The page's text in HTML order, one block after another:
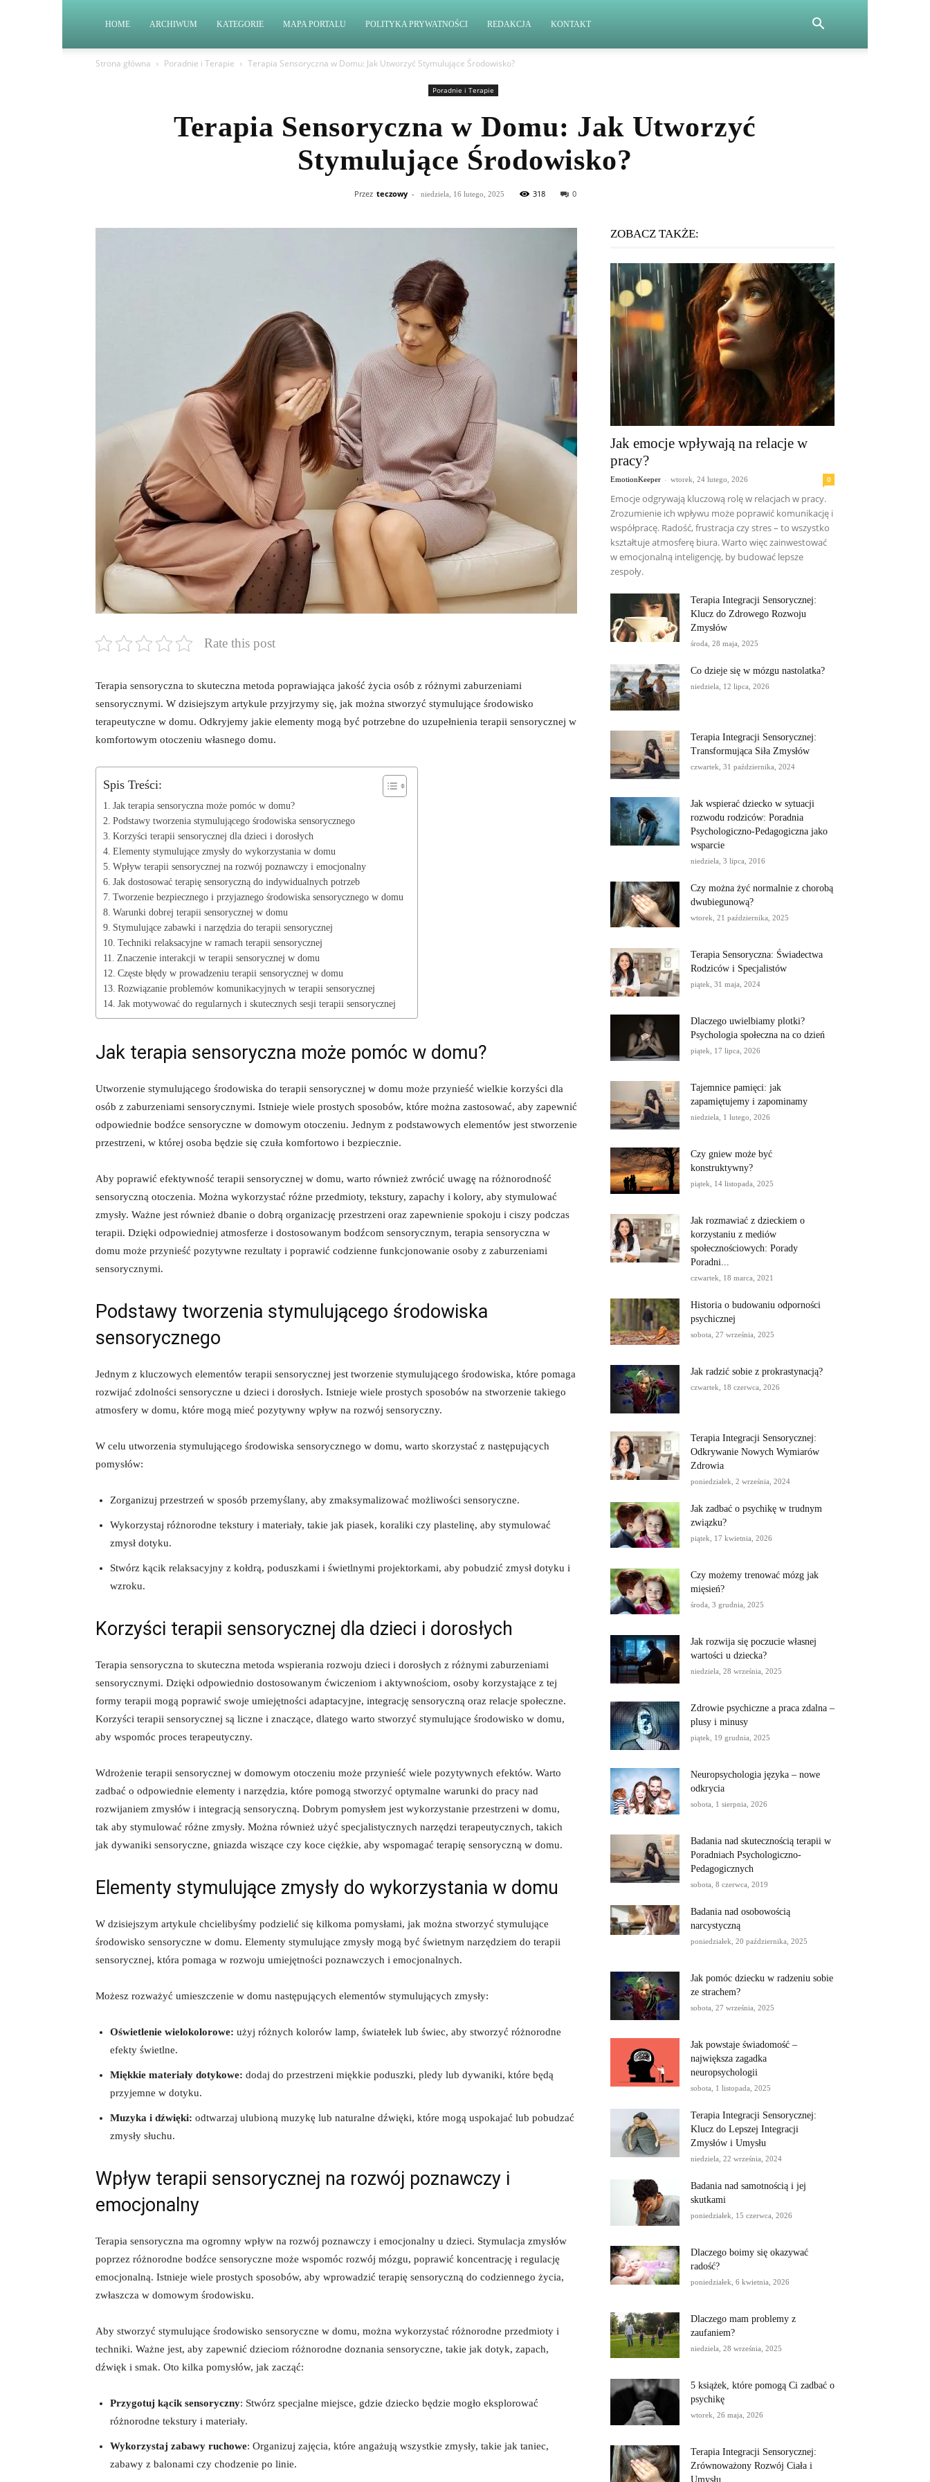
HOME ARCHIWUM KATEGORIE MAPA PORTALU POLITYKA PRYWATNOŚCI REDAKCJA KONTAKT
Strona główna Poradnie i Terapie Terapia Sensoryczna w Domu: Jak Utworzyć Stymulujące Środowisko?
Poradnie i Terapie
Terapia Sensoryczna w Domu: Jak Utworzyć
Stymulujące Środowisko?
Przez teczowy - niedziela, 16 lutego, 2025 318 0
Rate this post
Terapia ‌sensoryczna to ‍skuteczna metoda poprawiająca jakość życia osób z różnymi zaburzeniami⁢
sensorycznymi. W​ dzisiejszym ⁣artykule przyjrzymy‌ się, jak można stworzyć stymulujące środowisko
terapeutyczne w domu. Odkryjemy ⁣jakie elementy⁤ mogą‍ być potrzebne do ‌uzupełnienia⁣ terapii sensorycznej ⁣w
komfortowym otoczeniu własnego​ domu.
Spis Treści:
Jak ⁣terapia sensoryczna może pomóc ​w domu?
Podstawy tworzenia stymulującego środowiska sensorycznego
Korzyści terapii sensorycznej dla dzieci⁢ i dorosłych
Elementy stymulujące zmysły do⁣ wykorzystania w domu
Wpływ terapii ‌sensorycznej na rozwój poznawczy i emocjonalny
Jak dostosować⁣ terapię sensoryczną do indywidualnych potrzeb
Tworzenie bezpiecznego i⁣ przyjaznego środowiska​ sensorycznego w domu
Warunki dobrej‌ terapii sensorycznej w domu
Stymulujące zabawki i narzędzia do terapii​ sensorycznej
Techniki relaksacyjne w ramach terapii ​sensorycznej
Znaczenie interakcji w terapii ⁤sensorycznej ⁤w‌ domu
Częste błędy w prowadzeniu terapii sensorycznej w ​domu
Rozwiązanie problemów komunikacyjnych w terapii sensorycznej
Jak motywować do regularnych i⁣ skutecznych sesji terapii sensorycznej
Jak ⁣terapia sensoryczna może pomóc ​w domu?
Utworzenie stymulującego​ środowiska do terapii ⁢sensorycznej ‍w domu może przynieść wielkie korzyści ‍dla
osób z zaburzeniami⁣ sensorycznymi. Istnieje wiele⁤ prostych sposobów, które można zastosować, aby zapewnić
odpowiednie bodźce⁣ sensoryczne⁤ w ⁢domowym otoczeniu. ⁣Jednym z‌ podstawowych elementów jest stworzenie
przestrzeni, w której osoba będzie się czuła‌ komfortowo i bezpiecznie.
Aby⁤ poprawić efektywność⁣ terapii sensorycznej w domu, warto również zwrócić uwagę na różnorodność
sensoryczną otoczenia. Można wykorzystać różne przedmioty,⁢ tekstury, zapachy i kolory, aby stymulować
zmysły. Ważne jest również dbanie o dobrą organizację przestrzeni ‍oraz zapewnienie spokoju ​i ciszy podczas ​
terapii. Dzięki odpowiedniej⁢ atmosferze i ⁢dostosowanym bodźcom sensorycznym,‌ terapia sensoryczna w
domu może ‌przynieść pozytywne rezultaty i poprawić codzienne funkcjonowanie osoby z zaburzeniami
sensorycznymi.
Podstawy tworzenia stymulującego środowiska
sensorycznego
Jednym z kluczowych elementów terapii sensorycznej jest tworzenie stymulującego środowiska, które pomaga
rozwijać zdolności sensoryczne‌ u dzieci i dorosłych. Istnieje wiele ‌prostych sposobów na stworzenie takiego
⁤atmosfery w domu, które mogą mieć pozytywny wpływ na rozwój sensoryczny.
W celu ‌utworzenia stymulującego środowiska sensorycznego w ⁤domu, warto skorzystać z następujących
⁢pomysłów:
Zorganizuj przestrzeń w sposób przemyślany, aby zmaksymalizować ‌możliwości sensoryczne.
Wykorzystaj różnorodne tekstury i materiały, takie jak⁤ piasek, koraliki czy plastelinę, aby stymulować
zmysł⁢ dotyku.
Stwórz kącik ​relaksacyjny‍ z kołdrą, poduszkami ‍i​ świetlnymi projektorkami, aby pobudzić⁣ zmysł dotyku i
wzroku.
Korzyści terapii sensorycznej dla dzieci⁢ i dorosłych
Terapia sensoryczna to skuteczna metoda wspierania‍ rozwoju dzieci​ i dorosłych ⁣z‌ różnymi‌ zaburzeniami
sensorycznymi. Dzięki odpowiednio dostosowanym ćwiczeniom i aktywnościom, osoby ⁢korzystające ‌z tej‌
formy terapii mogą poprawić swoje ⁢umiejętności adaptacyjne, integrację‌ sensoryczną oraz relacje społeczne.
Korzyści terapii sensorycznej są liczne i⁢ znaczące, dlatego‌ warto stworzyć stymulujące środowisko w domu,⁤
aby wspomóc proces terapeutyczny.
Wdrożenie terapii sensorycznej w domowym otoczeniu może przynieść wiele pozytywnych efektów. Warto
zadbać o⁤ odpowiednie elementy i narzędzia, które pomogą stworzyć optymalne ⁢warunki do pracy nad
‍rozwijaniem zmysłów i ​integracją sensoryczną. Dobrym pomysłem jest wykorzystanie przestrzeni w domu,
tak aby stymulować różne zmysły. Można również ⁣użyć specjalistycznych narzędzi terapeutycznych, ⁣takich
jak dywaniki sensoryczne, gniazda wiszące czy koce ciężkie,‌ aby⁢ wspomagać⁤ terapię sensoryczną w ​domu.
Elementy stymulujące zmysły do⁣ wykorzystania w domu
W​ dzisiejszym artykule chcielibyśmy ⁤podzielić się⁣ kilkoma pomysłami, jak można stworzyć stymulujące
środowisko sensoryczne⁤ w domu. Elementy stymulujące​ zmysły mogą być świetnym ⁣narzędziem do terapii
sensorycznej, która pomaga w⁤ rozwoju umiejętności poznawczych i ⁢emocjonalnych.
Możesz rozważyć ​umieszczenie w domu ⁣następujących ⁣elementów stymulujących zmysły:
Oświetlenie wielokolorowe: użyj różnych ‍kolorów lamp, światełek lub świec, aby stworzyć różnorodne
efekty ⁤świetlne.
Miękkie materiały dotykowe: dodaj do ‍przestrzeni miękkie‌ poduszki, pledy lub dywaniki, które będą
przyjemne w dotyku.
Muzyka i dźwięki: ⁤odtwarzaj‍ ulubioną muzykę lub naturalne dźwięki, które mogą ‍uspokajać lub pobudzać
zmysły słuchu.
Wpływ terapii ‌sensorycznej na rozwój poznawczy i
emocjonalny
Terapia sensoryczna‍ ma ogromny wpływ na rozwój poznawczy i emocjonalny u dzieci. Stymulacja zmysłów
poprzez różnorodne bodźce sensoryczne może⁤ wspomóc rozwój ⁤mózgu, poprawić koncentrację ⁣i ‌regulację
emocjonalną. Istnieje wiele prostych ‍sposobów, aby wprowadzić terapię sensoryczną do codziennego życia,
zwłaszcza w domowym środowisku.
Aby stworzyć stymulujące środowisko ⁣sensoryczne w domu, można wykorzystać różnorodne przedmioty i
techniki. Ważne jest, aby‌ zapewnić dzieciom różnorodne ⁣doznania sensoryczne, takie jak dotyk, zapach,⁤
dźwięk i smak. Oto kilka pomysłów, jak zacząć:
Przygotuj kącik sensoryczny: Stwórz specjalne miejsce, gdzie dziecko będzie mogło eksplorować
różnorodne tekstury i materiały.
Wykorzystaj zabawy ‌ruchowe: Organizuj zajęcia, które angażują wszystkie zmysły, takie jak taniec,
zabawy z balonami czy chodzenie po linie.
ZOBACZ TAKŻE:
Jak emocje wpływają na relacje w
pracy?
EmotionKeeper - wtorek, 24 lutego, 2026 0
Emocje odgrywają kluczową rolę w relacjach w pracy.
Zrozumienie ich wpływu może poprawić komunikację i
współpracę. Radość, frustracja czy stres – to wszystko
kształtuje atmosferę biura. Warto więc zainwestować
w emocjonalną inteligencję, by budować lepsze
zespoły.
Terapia Integracji Sensorycznej:
Klucz do Zdrowego Rozwoju
Zmysłów
środa, 28 maja, 2025
Co dzieje się w mózgu nastolatka?
niedziela, 12 lipca, 2026
Terapia Integracji Sensorycznej:
Transformująca Siła Zmysłów
czwartek, 31 października, 2024
Jak wspierać dziecko w sytuacji
rozwodu rodziców: Poradnia
Psychologiczno-Pedagogiczna jako
wsparcie
niedziela, 3 lipca, 2016
Czy można żyć normalnie z chorobą
dwubiegunową?
wtorek, 21 października, 2025
Terapia Sensoryczna: Świadectwa
Rodziców i Specjalistów
piątek, 31 maja, 2024
Dlaczego uwielbiamy plotki?
Psychologia społeczna na co dzień
piątek, 17 lipca, 2026
Tajemnice pamięci: jak
zapamiętujemy i zapominamy
niedziela, 1 lutego, 2026
Czy gniew może być
konstruktywny?
piątek, 14 listopada, 2025
Jak rozmawiać z dzieckiem o
korzystaniu z mediów
społecznościowych: Porady
Poradni...
czwartek, 18 marca, 2021
Historia o budowaniu odporności
psychicznej
sobota, 27 września, 2025
Jak radzić sobie z prokrastynacją?
czwartek, 18 czerwca, 2026
Terapia Integracji Sensorycznej:
Odkrywanie Nowych Wymiarów
Zdrowia
poniedziałek, 2 września, 2024
Jak zadbać o psychikę w trudnym
związku?
piątek, 17 kwietnia, 2026
Czy możemy trenować mózg jak
mięsień?
środa, 3 grudnia, 2025
Jak rozwija się poczucie własnej
wartości u dziecka?
niedziela, 28 września, 2025
Zdrowie psychiczne a praca zdalna –
plusy i minusy
piątek, 19 grudnia, 2025
Neuropsychologia języka – nowe
odkrycia
sobota, 1 sierpnia, 2026
Badania nad skutecznością terapii w
Poradniach Psychologiczno-
Pedagogicznych
sobota, 8 czerwca, 2019
Badania nad osobowością
narcystyczną
poniedziałek, 20 października, 2025
Jak pomóc dziecku w radzeniu sobie
ze strachem?
sobota, 27 września, 2025
Jak powstaje świadomość –
największa zagadka
neuropsychologii
sobota, 1 listopada, 2025
Terapia Integracji Sensorycznej:
Klucz do Lepszej Integracji
Zmysłów i Umysłu
niedziela, 22 września, 2024
Badania nad samotnością i jej
skutkami
poniedziałek, 15 czerwca, 2026
Dlaczego boimy się okazywać
radość?
poniedziałek, 6 kwietnia, 2026
Dlaczego mam problemy z
zaufaniem?
niedziela, 28 września, 2025
5 książek, które pomogą Ci zadbać o
psychikę
wtorek, 26 maja, 2026
Terapia Integracji Sensorycznej:
Zrównoważony Rozwój Ciała i
Umysłu